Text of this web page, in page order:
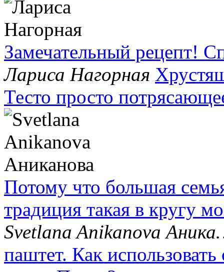
Замечательный рецепт!
Лариса Нагорная
Тесто просто
Потому что большая
традиция такая в кругу
Svetlana Anikanova
паштет. Как